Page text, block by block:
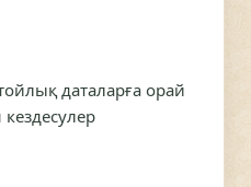
даталарға орай